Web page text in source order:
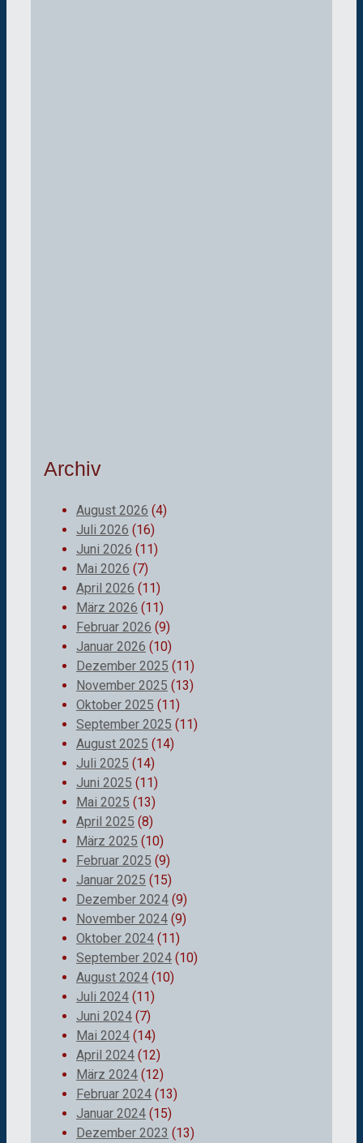
Archiv
August 2026 (4)
Juli 2026 (16)
Juni 2026 (11)
Mai 2026 (7)
April 2026 (11)
März 2026 (11)
Februar 2026 (9)
Januar 2026 (10)
Dezember 2025 (11)
November 2025 (13)
Oktober 2025 (11)
September 2025 (11)
August 2025 (14)
Juli 2025 (14)
Juni 2025 (11)
Mai 2025 (13)
April 2025 (8)
März 2025 (10)
Februar 2025 (9)
Januar 2025 (15)
Dezember 2024 (9)
November 2024 (9)
Oktober 2024 (11)
September 2024 (10)
August 2024 (10)
Juli 2024 (11)
Juni 2024 (7)
Mai 2024 (14)
April 2024 (12)
März 2024 (12)
Februar 2024 (13)
Januar 2024 (15)
Dezember 2023 (13)